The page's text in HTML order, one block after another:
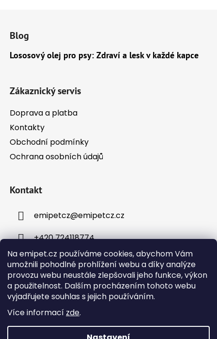
Na emipet.cz používáme cookies, abychom Vám
umožnili pohodlné prohlížení webu a díky analýze
provozu webu neustále zlepšovali jeho funkce, výkon
a použitelnost. Dalším procházením tohoto webu
vyjadřujete souhlas s jejich používáním.
Více informací zde.
Blog
Lososový olej pro psy: Zdraví a lesk v každé kapce
Zákaznický servis
Doprava a platba
Kontakty
Obchodní podmínky
Ochrana osobních údajů
Kontakt
emipetcz@emipetcz.cz
+420 724118774
Instagram